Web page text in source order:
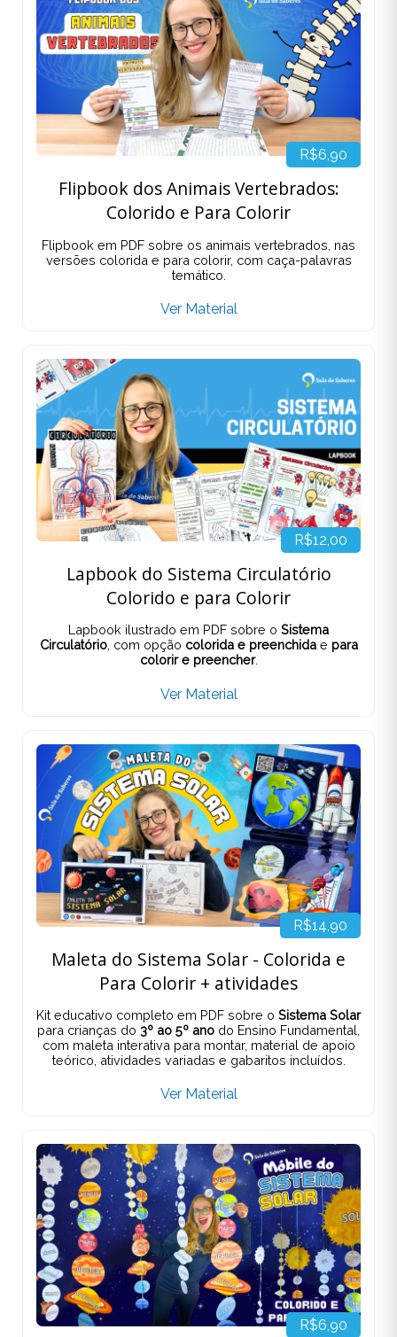
R$6,90
Flipbook dos Animais Vertebrados:
Colorido e Para Colorir
Flipbook em PDF sobre os animais vertebrados, nas
versões colorida e para colorir, com caça-palavras
temático.
Ver Material
R$12,00
Lapbook do Sistema Circulatório
Colorido e para Colorir
Lapbook ilustrado em PDF sobre o Sistema
Circulatório, com opção colorida e preenchidae para
colorir e preencher.
Ver Material
R$14,90
Maleta do Sistema Solar - Colorida e
Para Colorir + atividades
Kit educativo completo em PDF sobre o Sistema Solar
para crianças do 3º ao 5º ano do Ensino Fundamental,
com maleta interativa para montar, material de apoio
teórico, atividades variadas e gabaritos incluídos.
Ver Material
R$6,90